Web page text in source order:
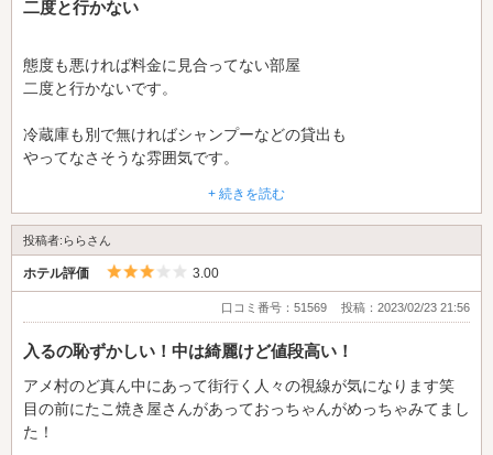
二度と行かない
態度も悪ければ料金に見合ってない部屋
二度と行かないです。
冷蔵庫も別で無ければシャンプーなどの貸出も
やってなさそうな雰囲気です。
今どきのホテルでそんな所あるんだとびっくり
+ 続きを読む
投稿者:ららさん
ホテル評価 5つ星のうち3
3.00
口コミ番号：51569 投稿：2023/02/23 21:56
入るの恥ずかしい！中は綺麗けど値段高い！
アメ村のど真ん中にあって街行く人々の視線が気になります笑
目の前にたこ焼き屋さんがあっておっちゃんがめっちゃみてまし
た！